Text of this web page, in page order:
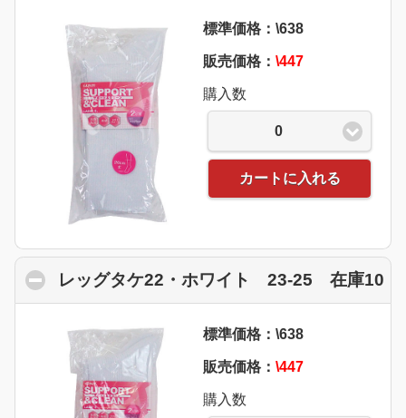
標準価格：\638
販売価格： \447
購入数
0
カートに入れる
レッグタケ22・ホワイト 23-25 在庫10
標準価格：\638
販売価格： \447
購入数